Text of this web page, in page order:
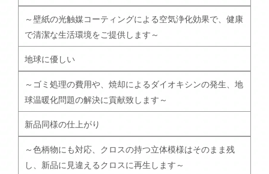
～壁紙の光触媒コーティングによる空気浄化効果で、健康
で清潔な生活環境をご提供します～
地球に優しい
～ゴミ処理の費用や、焼却によるダイオキシンの発生、地
球温暖化問題の解決に貢献致します～
新品同様の仕上がり
～色柄物にも対応、クロスの持つ立体模様はそのまま残
し、新品に見違えるクロスに再生します～